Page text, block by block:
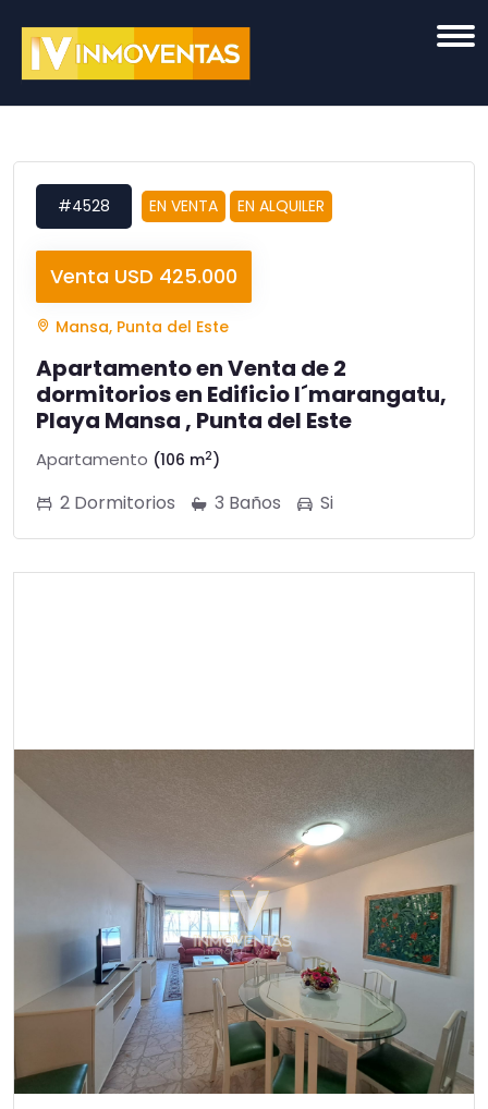
#4528 EN VENTA EN ALQUILER
Venta USD 425.000
Mansa, Punta del Este
Apartamento en Venta de 2
dormitorios en Edificio I´marangatu,
Playa Mansa , Punta del Este
Apartamento (106 m2)
2 Dormitorios 3 Baños Si